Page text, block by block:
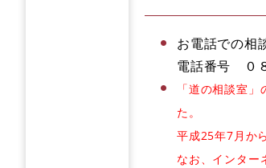
お電話での相
電話番号 ０
「道の相談室
た。
平成25年7月か
なお、インター